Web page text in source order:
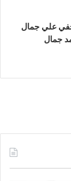
علي جمال
جمال